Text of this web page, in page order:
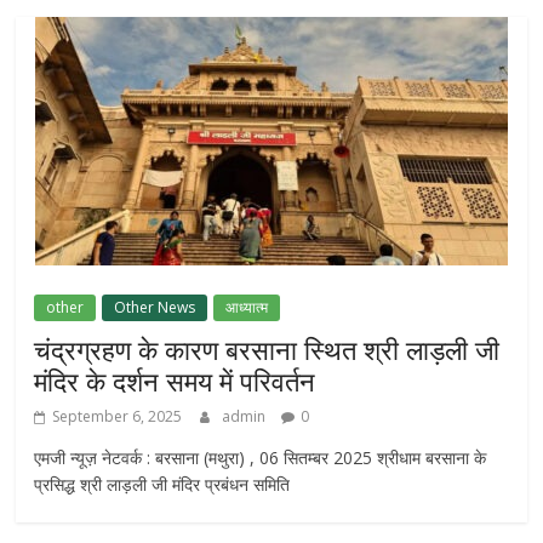
other Other News आध्यात्म
चंद्रग्रहण के कारण बरसाना स्थित श्री लाड़ली जी
मंदिर के दर्शन समय में परिवर्तन
September 6, 2025 admin 0
एमजी न्यूज़ नेटवर्क : बरसाना (मथुरा) , 06 सितम्बर 2025 श्रीधाम बरसाना के
प्रसिद्ध श्री लाड़ली जी मंदिर प्रबंधन समिति